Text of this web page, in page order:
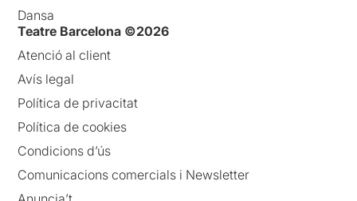
Dansa
Teatre Barcelona ©2026
Atenció al client
Avís legal
Política de privacitat
Política de cookies
Condicions d’ús
Comunicacions comercials i Newsletter